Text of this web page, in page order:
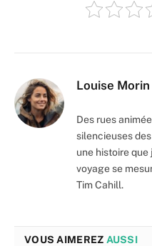
Louise Morin
Des rues
silencieuses
une histoire que
voyage se
Tim Cahill.
VOUS AIMEREZ AUSSI